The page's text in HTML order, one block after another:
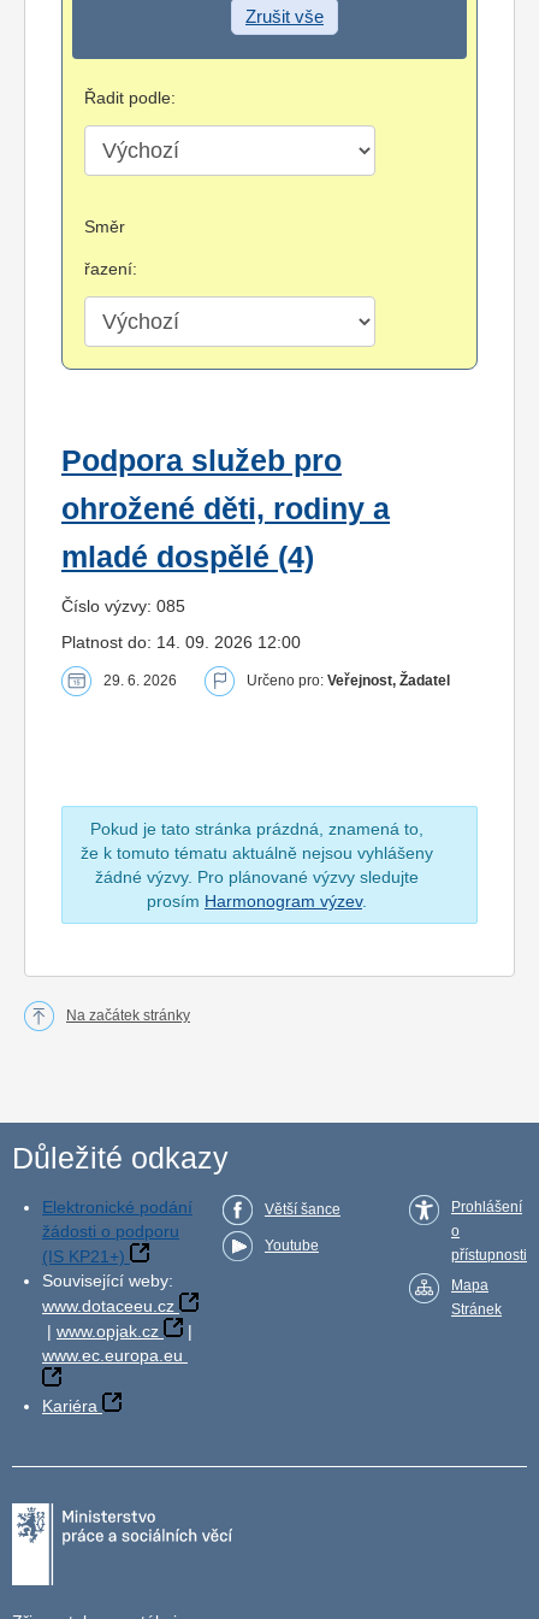
Zrušit vše
Řadit podle:
Směr
řazení:
Podpora služeb pro
ohrožené děti, rodiny a
mladé dospělé (4)
Číslo výzvy: 085
Platnost do: 14. 09. 2026 12:00
29. 6. 2026 Určeno pro: Veřejnost, Žadatel
Pokud je tato stránka prázdná, znamená to,
že k tomuto tématu aktuálně nejsou vyhlášeny
žádné výzvy. Pro plánované výzvy sledujte
prosím Harmonogram výzev.
Na začátek stránky
Důležité odkazy
Elektronické podání
žádosti o podporu
(IS KP21+)
Související weby:
www.dotaceeu.cz
| www.opjak.cz
|
www.ec.europa.eu
Kariéra
Větší šance
Youtube
Prohlášení
o
přístupnosti
Mapa
Stránek